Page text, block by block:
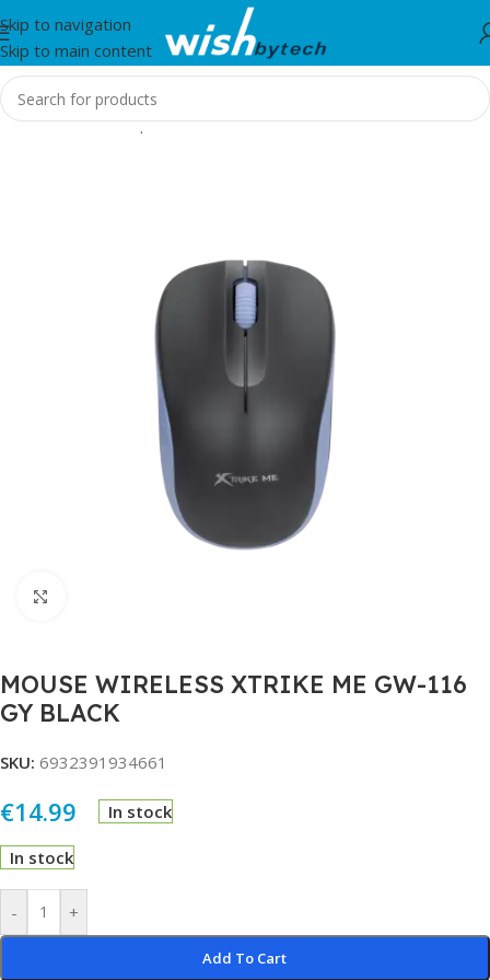
Skip to navigation
Skip to main content
Home/Aksesorë për mobil dhe IT
MOUSE WIRELESS XTRIKE ME GW-116
GY BLACK
SKU: 6932391934661
€14.99 In stock
In stock
- +
Add To Cart
Alternative: